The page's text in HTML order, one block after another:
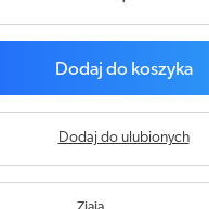
Dodaj do koszyka
Dodaj do ulubionych